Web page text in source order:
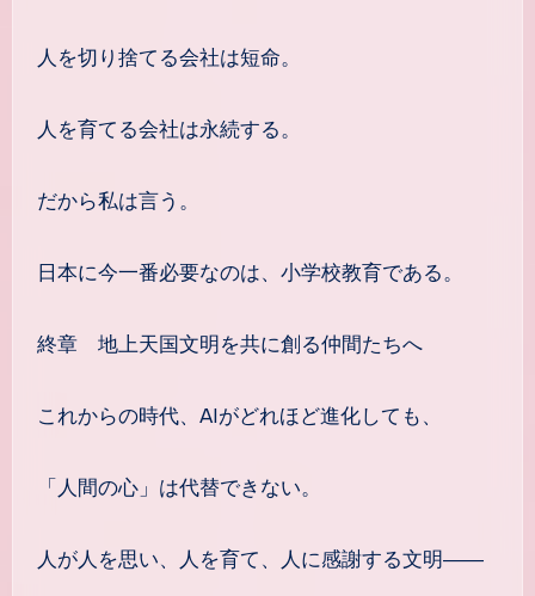
人を切り捨てる会社は短命。
人を育てる会社は永続する。
だから私は言う。
日本に今一番必要なのは、小学校教育である。
終章 地上天国文明を共に創る仲間たちへ
これからの時代、AIがどれほど進化しても、
「人間の心」は代替できない。
人が人を思い、人を育て、人に感謝する文明――